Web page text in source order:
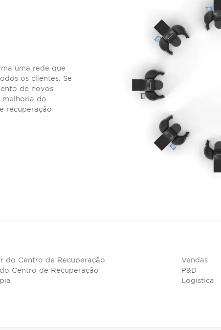
uma rede que
os clientes. Se
de novos
melhoria do
recuperação
do Centro de Recuperação
Centro de Recuperação
Vendas
P&D
Logística